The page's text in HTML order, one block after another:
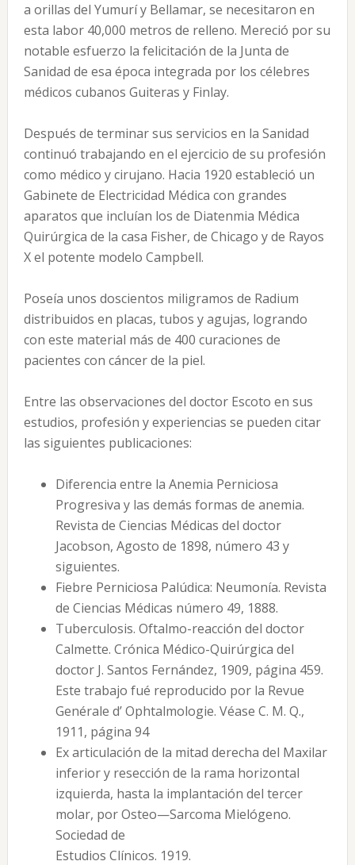
a orillas del Yumurí y Bellamar, se necesitaron en
esta labor 40,000 metros de relleno. Mereció por su
notable esfuerzo la felicitación de la Junta de
Sanidad de esa época integrada por los célebres
médicos cubanos Guiteras y Finlay.
Después de terminar sus servicios en la Sanidad
continuó trabajando en el ejercicio de su profesión
como médico y cirujano. Hacia 1920 estableció un
Gabinete de Electricidad Médica con grandes
aparatos que incluían los de Diatenmia Médica
Quirúrgica de la casa Fisher, de Chicago y de Rayos
X el potente modelo Campbell.
Poseía unos doscientos miligramos de Radium
distribuidos en placas, tubos y agujas, logrando
con este material más de 400 curaciones de
pacientes con cáncer de la piel.
Entre las observaciones del doctor Escoto en sus
estudios, profesión y experiencias se pueden citar
las siguientes publicaciones:
Diferencia entre la Anemia Perniciosa
Progresiva y las demás formas de anemia.
Revista de Ciencias Médicas del doctor
Jacobson, Agosto de 1898, número 43 y
siguientes.
Fiebre Perniciosa Palúdica: Neumonía. Revista
de Ciencias Médicas número 49, 1888.
Tuberculosis. Oftalmo-reacción del doctor
Calmette. Crónica Médico-Quirúrgica del
doctor J. Santos Fernández, 1909, página 459.
Este trabajo fué reproducido por la Revue
Genérale d’ Ophtalmologie. Véase C. M. Q.,
1911, página 94
Ex articulación de la mitad derecha del Maxilar
inferior y resección de la rama horizontal
izquierda, hasta la implantación del tercer
molar, por Osteo—Sarcoma Mielógeno.
Sociedad de
Estudios Clínicos. 1919.